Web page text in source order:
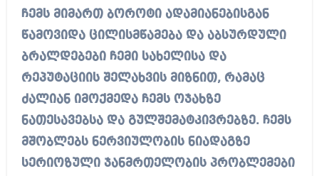
ჩემს მიმართ ბოროტი ადამიანებისგან
წამოვიდა ცილისმწამება და აბსურდული
ბრალდებები ჩემი სახელისა და
რეპუტაციის შელახვის მიზნით, რამაც
ძალიან იმოქმედა ჩემს ოჯახზე
ნათესავებსა და გულშემატკივრებზე. ჩემს
მშობლებს ნერვიულობის ნიადაგზე
სერიოზული ჯანმრთელობის პრობლემები